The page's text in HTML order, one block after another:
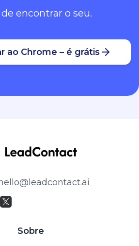
de encontrar o seu.
ao Chrome – é grátis
hello@leadcontact.ai
Sobre